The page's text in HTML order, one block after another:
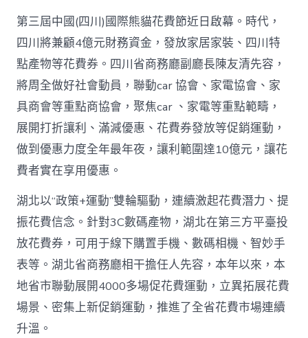
_
中
國
網〉
中
第三屆中國(四川)國際熊貓花費節近日啟幕。時代，
四川將兼顧4億元財務資金，發放家居家裝、四川特
點產物等花費券。四川省商務廳副廳長陳友清先容，
將周全做好社會動員，聯動car 協會、家電協會、家
具商會等重點商協會，聚焦car 、家電等重點範疇，
展開打折讓利、滿減優惠、花費券發放等促銷運動，
做到優惠力度全年最年夜，讓利範圍達10億元，讓花
費者實在享用優惠。
湖北以“政策+運動”雙輪驅動，連續激起花費潛力、提
振花費信念。針對3C數碼產物，湖北在第三方平臺投
放花費券，可用于線下購置手機、數碼相機、智妙手
表等。湖北省商務廳相干擔任人先容，本年以來，本
地省市聯動展開4000多場促花費運動，立異拓展花費
場景、密集上新促銷運動，推進了全省花費市場連續
升溫。